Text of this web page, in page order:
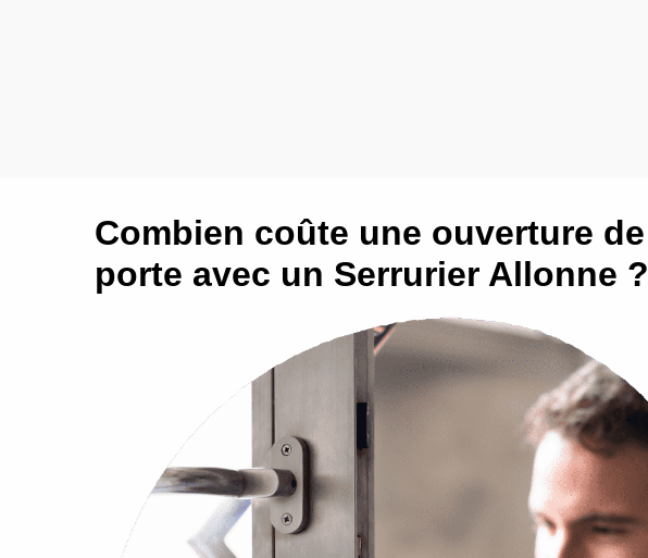
Combien coûte une ouverture de
porte avec un Serrurier Allonne ?